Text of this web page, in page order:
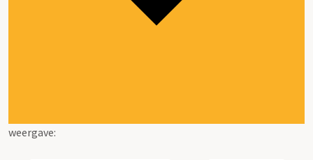
weergave: